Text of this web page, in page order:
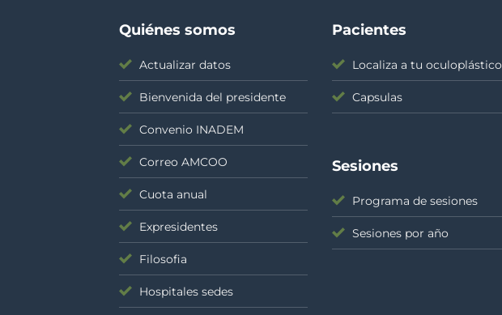
Quiénes somos
Actualizar datos
Bienvenida del presidente
Convenio INADEM
Correo AMCOO
Cuota anual
Expresidentes
Filosofia
Hospitales sedes
Pacientes
Localiza a tu oculoplástico
Capsulas
Sesiones
Programa de sesiones
Sesiones por año